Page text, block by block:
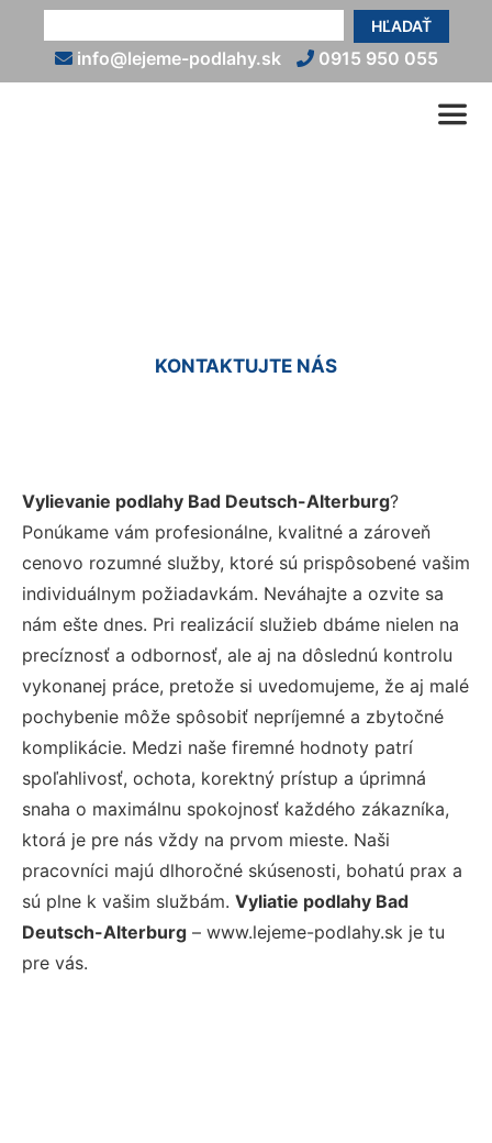
HĽADAŤ
info@lejeme-podlahy.sk 0915 950 055
KONTAKTUJTE NÁS
Vylievanie podlahy Bad Deutsch-Alterburg?
Ponúkame vám profesionálne, kvalitné a zároveň
cenovo rozumné služby, ktoré sú prispôsobené vašim
individuálnym požiadavkám. Neváhajte a ozvite sa
nám ešte dnes. Pri realizácií služieb dbáme nielen na
precíznosť a odbornosť, ale aj na dôslednú kontrolu
vykonanej práce, pretože si uvedomujeme, že aj malé
pochybenie môže spôsobiť nepríjemné a zbytočné
komplikácie. Medzi naše firemné hodnoty patrí
spoľahlivosť, ochota, korektný prístup a úprimná
snaha o maximálnu spokojnosť každého zákazníka,
ktorá je pre nás vždy na prvom mieste. Naši
pracovníci majú dlhoročné skúsenosti, bohatú prax a
sú plne k vašim službám. Vyliatie podlahy Bad
Deutsch-Alterburg – www.lejeme-podlahy.sk je tu
pre vás.